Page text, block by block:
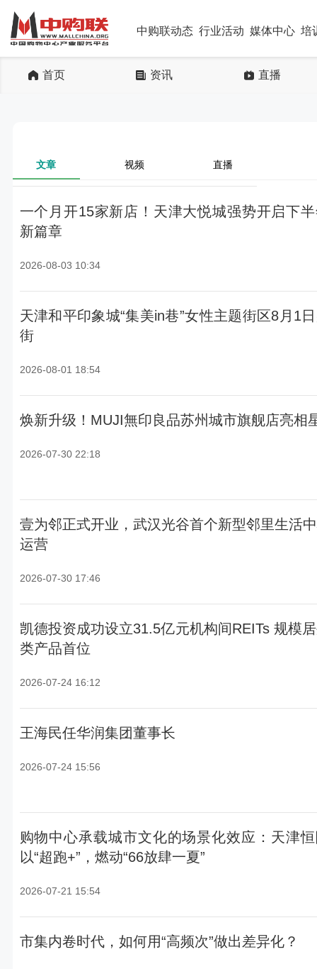
中购联动态 行业活动 媒体中心 培
首页 资讯 直播
文章 视频 直播
一个月开15家新店！天津大悦城强势开启下
新篇章
2026-08-03 10:34
天津和平印象城“集美in巷”女性主题街区8月1
街
2026-08-01 18:54
焕新升级！MUJI無印良品苏州城市旗舰店亮相
2026-07-30 22:18
壹为邻正式开业，武汉光谷首个新型邻里生活
运营
2026-07-30 17:46
凯德投资成功设立31.5亿元机构间REITs 规模
类产品首位
2026-07-24 16:12
王海民任华润集团董事长
2026-07-24 15:56
购物中心承载城市文化的场景化效应：天津
以“超跑+”，燃动“66放肆一夏”
2026-07-21 15:54
市集内卷时代，如何用“高频次”做出差异化？